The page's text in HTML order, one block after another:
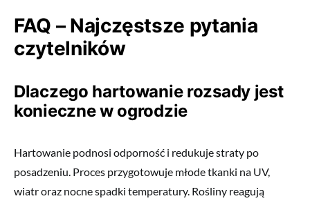
FAQ – Najczęstsze pytania
czytelników
Dlaczego hartowanie rozsady jest
konieczne w ogrodzie
Hartowanie podnosi odporność i redukuje straty po
posadzeniu. Proces przygotowuje młode tkanki na UV,
wiatr oraz nocne spadki temperatury. Rośliny reagują